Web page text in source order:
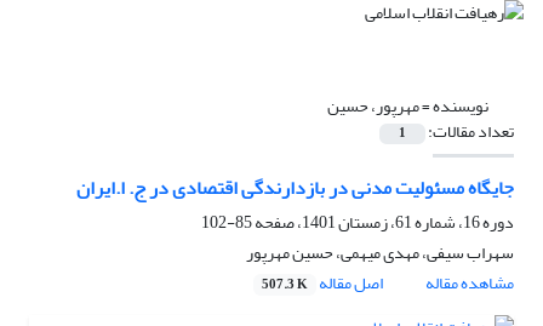
نویسنده =مهرپور، حسین
تعداد مقالات: 1
جایگاه مسئولیت مدنی در بازدارندگی اقتصادی در ج. ا.ایران
دوره 16، شماره 61، زمستان 1401، صفحه
85-102
سهراب سیفی، مهدی میهمی، حسین مهرپور
مشاهده مقاله
اصل مقاله 507.3 K